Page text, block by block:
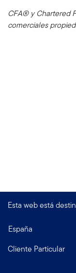
CFA® y Chartered
comerciales
Esta web está
España
Cliente Particular